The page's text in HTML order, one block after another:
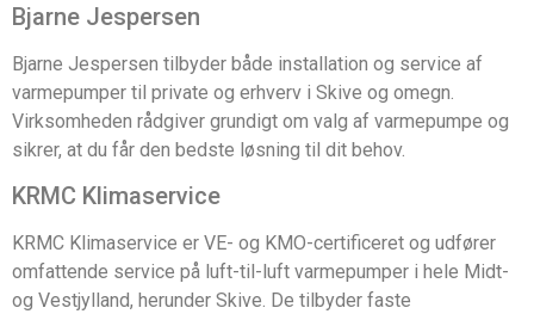
Bjarne Jespersen
Bjarne Jespersen tilbyder både installation og service af
varmepumper til private og erhverv i Skive og omegn.
Virksomheden rådgiver grundigt om valg af varmepumpe og
sikrer, at du får den bedste løsning til dit behov.
KRMC Klimaservice
KRMC Klimaservice er VE- og KMO-certificeret og udfører
omfattende service på luft-til-luft varmepumper i hele Midt-
og Vestjylland, herunder Skive. De tilbyder faste